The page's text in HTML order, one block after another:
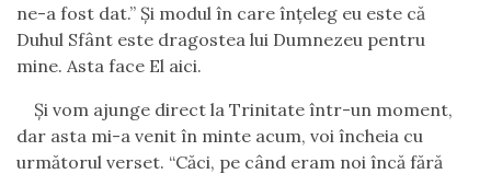
ne-a fost dat.” Şi modul în care înţeleg eu este că
Duhul Sfânt este dragostea lui Dumnezeu pentru
mine. Asta face El aici.
Şi vom ajunge direct la Trinitate într-un moment,
dar asta mi-a venit în minte acum, voi încheia cu
următorul verset. “Căci, pe când eram noi încă fără